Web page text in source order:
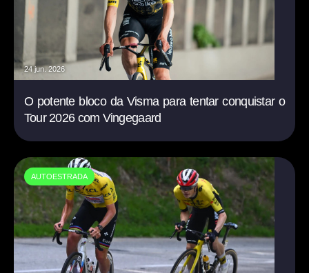
24 jun. 2026
O potente bloco da Visma para tentar conquistar o
Tour 2026 com Vingegaard
AUTOESTRADA